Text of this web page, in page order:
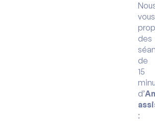
vous
des
de
15
d’
: